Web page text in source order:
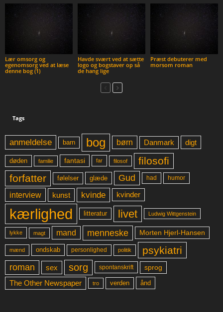
Lær omsorg og
egenomsorg ved at læse
denne bog (1)
Havde svært ved at sætte
logo og bogstaver op så
de hang lige
Præst debuterer med
morsom roman
Tags
anmeldelse barn bog børn Danmark digt
døden familie fantasi far filosof
filosofi
forfatter
følelser glæde Gud had humor
interview kunst kvinde kvinder
kærlighed litteratur livet Ludwig Wittgenstein
lykke magt mand menneske Morten Hjerl-Hansen
mænd ondskab personlighed politik psykiatri
roman sex sorg spontanskrift sprog
The Other Newspaper tro verden ånd